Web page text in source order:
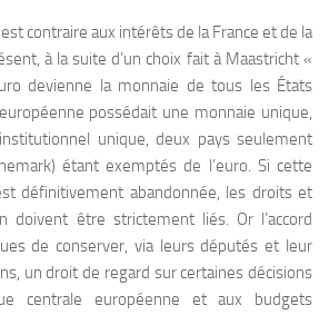
contraire aux intérêts de la France et de la
à la suite d’un choix fait à Maastricht «
devienne la monnaie de tous les États
possédait une monnaie unique,
unique, deux pays seulement
étant exemptés de l’euro. Si cette
définitivement abandonnée, les droits et
doivent être strictement liés. Or l’accord
de conserver, via leurs députés et leur
un droit de regard sur certaines décisions
centrale européenne et aux budgets